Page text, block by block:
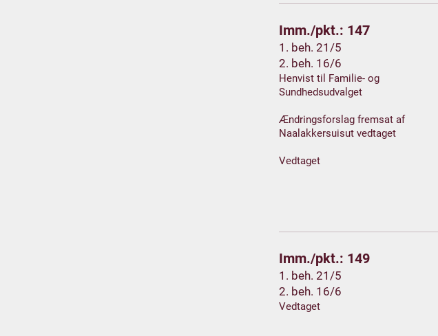
Imm./pkt.: 147
1. beh. 21/5
2. beh. 16/6
Henvist til Familie- og
Sundhedsudvalget
Ændringsforslag fremsat af
Naalakkersuisut vedtaget
Vedtaget
Imm./pkt.: 149
1. beh. 21/5
2. beh. 16/6
Vedtaget